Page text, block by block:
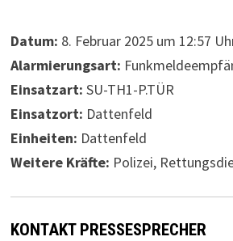
Datum: 8. Februar 2025 um 12:57
Alarmierungsart:
Einsatzart: SU-TH1-P.TÜR
Einsatzort: Dattenfeld
Einheiten: Dattenfeld
Weitere Kräfte: Polizei,
KONTAKT PRESSESPRECHER